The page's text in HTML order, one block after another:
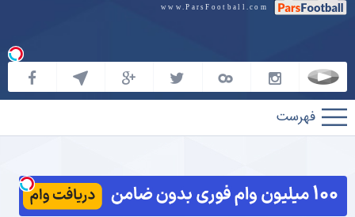
www.ParsFootball.com
پارس
فوتبال